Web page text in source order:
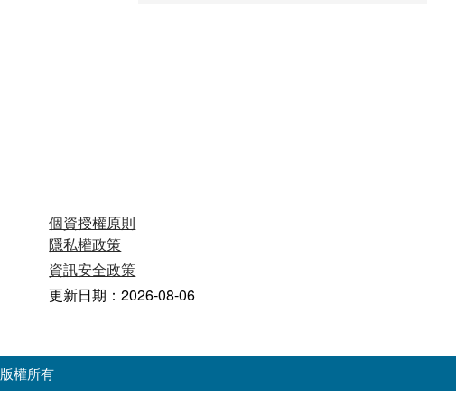
個資授權原則
隱私權政策
資訊安全政策
更新日期：2026-08-06
版權所有